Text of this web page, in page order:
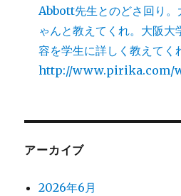
Abbott先生とのどさ回り。
ゃんと教えてくれ。大阪大
容を学生に詳しく教えてく
http://www.pirika.com/
アーカイブ
2026年6月